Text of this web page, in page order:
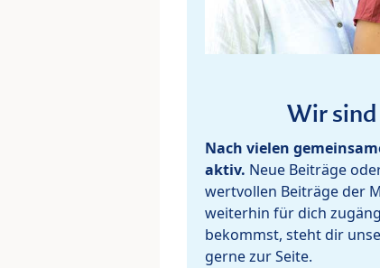
Wir sind
Nach vielen
aktiv. Neue Beiträge
wertvollen Beiträge der
weiterhin für dich
bekommst, steht dir
gerne zur Seite.